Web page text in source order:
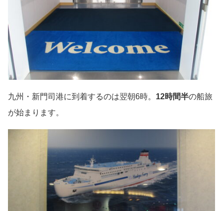
九州・新門司港に到着するのは翌朝6時。 12時間半の船旅
が始まります。